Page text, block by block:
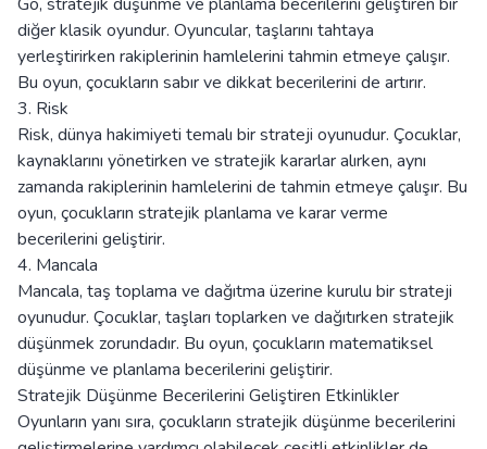
diğer klasik oyundur. Oyuncular, taşlarını tahtaya
yerleştirirken rakiplerinin hamlelerini tahmin etmeye çalışır.
Bu oyun, çocukların sabır ve dikkat becerilerini de artırır.
3. Risk
Risk, dünya hakimiyeti temalı bir strateji oyunudur. Çocuklar,
kaynaklarını yönetirken ve stratejik kararlar alırken, aynı
zamanda rakiplerinin hamlelerini de tahmin etmeye çalışır. Bu
oyun, çocukların stratejik planlama ve karar verme
becerilerini geliştirir.
4. Mancala
Mancala, taş toplama ve dağıtma üzerine kurulu bir strateji
oyunudur. Çocuklar, taşları toplarken ve dağıtırken stratejik
düşünmek zorundadır. Bu oyun, çocukların matematiksel
düşünme ve planlama becerilerini geliştirir.
Stratejik Düşünme Becerilerini Geliştiren Etkinlikler
Oyunların yanı sıra, çocukların stratejik düşünme becerilerini